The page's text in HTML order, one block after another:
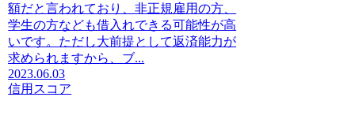
額だと言われており、非正規雇用の方、
学生の方なども借入れできる可能性が高
いです。ただし大前提として返済能力が
求められますから、ブ...
2023.06.03
信用スコア